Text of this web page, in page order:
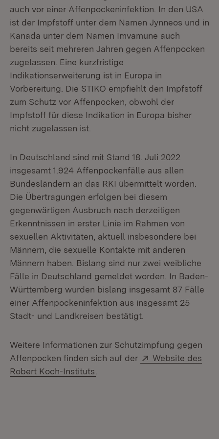
auch vor einer Affenpockeninfektion. In den USA
ist der Impfstoff unter dem Namen Jynneos und in
Kanada unter dem Namen Imvamune auch
bereits seit mehreren Jahren gegen Affenpocken
zugelassen. Eine kurzfristige
Indikationserweiterung ist in Europa in
Vorbereitung. Die STIKO empfiehlt den Impfstoff
zum Schutz vor Affenpocken, obwohl der
Impfstoff für diese Indikation in Europa bisher
nicht zugelassen ist.
In Deutschland sind mit Stand 18. Juli 2022
insgesamt 1.924 Affenpockenfälle aus allen
Bundesländern an das RKI übermittelt worden.
Die Übertragungen erfolgen bei diesem
gegenwärtigen Ausbruch nach derzeitigen
Erkenntnissen in erster Linie im Rahmen von
sexuellen Aktivitäten, aktuell insbesondere bei
Männern, die sexuelle Kontakte mit anderen
Männern haben. Bislang sind nur zwei weibliche
Fälle in Deutschland gemeldet worden. In Baden-
Württemberg wurden bislang insgesamt 87 Fälle
einer Affenpockeninfektion aus insgesamt 25
Stadt- und Landkreisen bestätigt.
Weitere Informationen zur Schutzimpfung gegen
Affenpocken finden sich auf der
Extern:
Website des
Robert Koch-Instituts